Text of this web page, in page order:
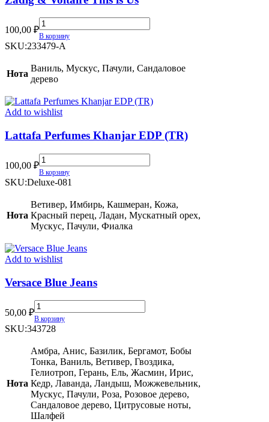
100,00 ₽
Zadig
&
Voltaire
is
Us
quantity
В корзину
SKU:233479-A
Нота
Ваниль, Мускус, Пачули, Сандаловое
дерево
Add to wishlist
Lattafa Perfumes Khanjar EDP (TR)
100,00 ₽
Lattafa
Perfumes
Khanjar
(TR)
quantity
В корзину
SKU:Deluxe-081
Нота
Ветивер, Имбирь, Кашмеран, Кожа,
Красный перец, Ладан, Мускатный орех,
Мускус, Пачули, Фиалка
Add to wishlist
Versace Blue Jeans
50,00 ₽
Versace
Blue
Jeans
В корзину
SKU:343728
Нота
Амбра, Анис, Базилик, Бергамот, Бобы
Тонка, Ваниль, Ветивер, Гвоздика,
Гелиотроп, Герань, Ель, Жасмин, Ирис,
Кедр, Лаванда, Ландыш, Можжевельник,
Мускус, Пачули, Роза, Розовое дерево,
Сандаловое дерево, Цитрусовые ноты,
Шалфей